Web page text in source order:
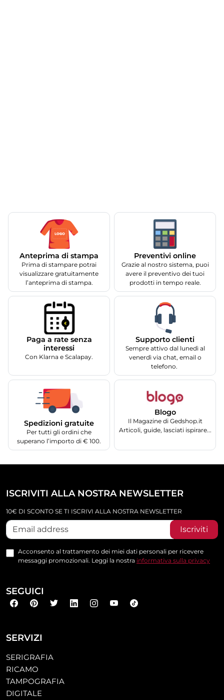
Anteprima di stampa
Prima di stampare potrai
visualizzare gratuitamente
l’anteprima di stampa.
Preventivi online
Grazie al nostro sistema, puoi
avere il preventivo dei tuoi
prodotti in tempo reale.
Paga a rate senza
interessi
Con Klarna e Scalapay.
Supporto clienti
Sempre attivo dal lunedì al
venerdì via chat, email o
telefono.
Spedizioni gratuite
Per tutti gli ordini che
superano l’importo di € 100.
Blogo
Il Magazine di Gedshop.it
Articoli, guide, lasciati ispirare...
SERVIZI
SERIGRAFIA
RICAMO
TAMPOGRAFIA
DIGITALE
ISCRIVITI ALLA NOSTRA NEWSLETTER
10€ DI SCONTO SE TI ISCRIVI ALLA NOSTRA NEWSLETTER
Iscriviti
Acconsento al trattamento dei miei dati personali per ricevere
messaggi promozionali. Leggi la nostra informativa sulla privacy
SEGUICI